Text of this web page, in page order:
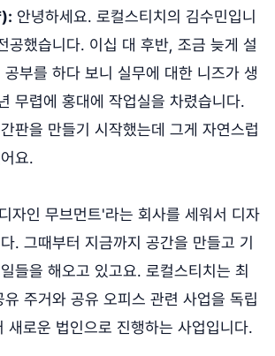
안녕하세요. 로컬스티치의 김수민입니
공했습니다. 이십 대 후반, 조금 늦게 설
부를 하다 보니 실무에 대한 니즈가 생
무렵에 홍대에 작업실을 차렸습니다.
판을 만들기 시작했는데 그게 자연스럽
요.
자인 무브먼트'라는 회사를 세워서 디자
. 그때부터 지금까지 공간을 만들고 기
들을 해오고 있고요. 로컬스티치는 최
주거와 공유 오피스 관련 사업을 독립
로운 법인으로 진행하는 사업입니다.